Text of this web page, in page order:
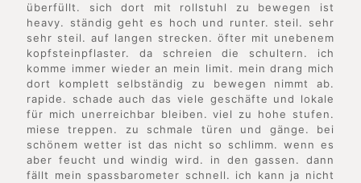
überfüllt. sich dort mit rollstuhl zu bewegen ist
heavy. ständig geht es hoch und runter. steil. sehr
sehr steil. auf langen strecken. öfter mit unebenem
kopfsteinpflaster. da schreien die schultern. ich
komme immer wieder an mein limit. mein drang mich
dort komplett selbständig zu bewegen nimmt ab.
rapide. schade auch das viele geschäfte und lokale
für mich unerreichbar bleiben. viel zu hohe stufen.
miese treppen. zu schmale türen und gänge. bei
schönem wetter ist das nicht so schlimm. wenn es
aber feucht und windig wird. in den gassen. dann
fällt mein spassbarometer schnell. ich kann ja nicht